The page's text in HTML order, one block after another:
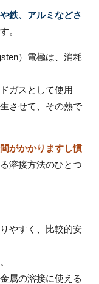
鉄、アルミなどさ
。
）電極は、消耗
ガスとして使用
させて、その熱で
がかかりますし慣
溶接方法のひとつ
やすく、比較的安
属の溶接に使える